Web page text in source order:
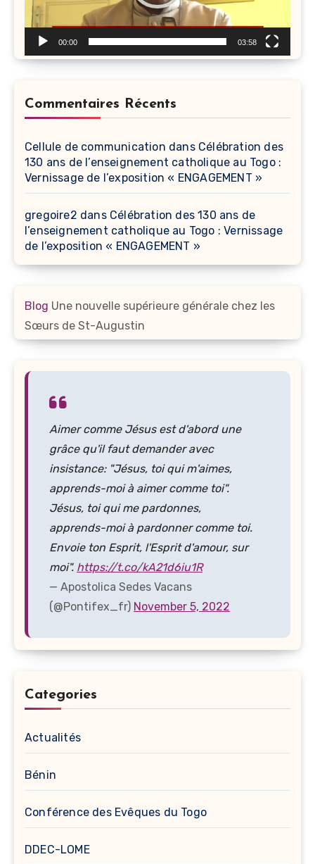
00:00 03:58
Commentaires Récents
Cellule de communication dans Célébration des
130 ans de l’enseignement catholique au Togo :
Vernissage de l’exposition « ENGAGEMENT »
gregoire2 dans Célébration des 130 ans de
l’enseignement catholique au Togo : Vernissage
de l’exposition « ENGAGEMENT »
Blog Une nouvelle supérieure générale chez les
Sœurs de St-Augustin
Aimer comme Jésus est d'abord une
grâce qu'il faut demander avec
insistance: "Jésus, toi qui m'aimes,
apprends-moi à aimer comme toi".
Jésus, toi qui me pardonnes,
apprends-moi à pardonner comme toi.
Envoie ton Esprit, l'Esprit d'amour, sur
moi". https://t.co/kA21d6iu1R
— Apostolica Sedes Vacans
(@Pontifex_fr) November 5, 2022
Categories
Actualités
Bénin
Conférence des Evêques du Togo
DDEC-LOME